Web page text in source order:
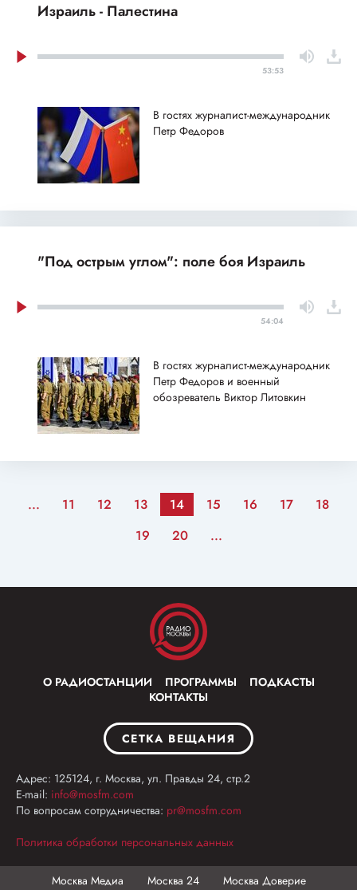
Израиль - Палестина
53:53
В гостях журналист-международник
Петр Федоров
"Под острым углом": поле боя Израиль
54:04
В гостях журналист-международник
Петр Федоров и военный
обозреватель Виктор Литовкин
... 11 12 13 14 15 16 17
18
19
20 ...
О РАДИОСТАНЦИИ ПРОГРАММЫ
ПОДКАСТЫ
КОНТАКТЫ
СЕТКА ВЕЩАНИЯ
Адрес: 125124, г. Москва, ул. Правды 24, стр.2
E-mail: info@mosfm.com
По вопросам сотрудничества: pr@mosfm.com
Политика обработки персональных данных
Москва Медиа Москва 24 Москва Доверие